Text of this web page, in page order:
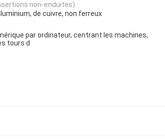
non-enduites) ::
de cuivre, non ferreux
par ordinateur, centrant les machines,
tours d